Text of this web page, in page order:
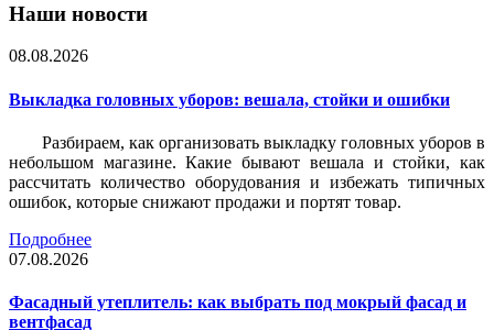
Наши новости
08.08.2026
Выкладка головных уборов: вешала, стойки и ошибки
Разбираем, как организовать выкладку головных уборов в
небольшом магазине. Какие бывают вешала и стойки, как
рассчитать количество оборудования и избежать типичных
ошибок, которые снижают продажи и портят товар.
Подробнее
07.08.2026
Фасадный утеплитель: как выбрать под мокрый фасад и
вентфасад